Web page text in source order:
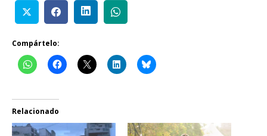
Compártelo:
Relacionado